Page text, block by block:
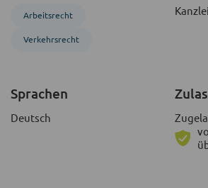
Arbeitsrecht
Verkehrsrecht
Sprachen
Deutsch